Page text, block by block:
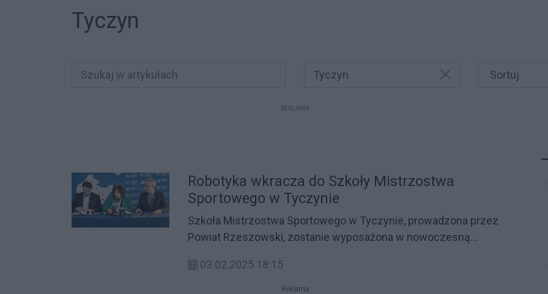
Tyczyn
Tyczyn
REKLAMA
Robotyka wkracza do Szkoły Mistrzostwa
Sportowego w Tyczynie
Szkoła Mistrzostwa Sportowego w Tyczynie, prowadzona przez
Powiat Rzeszowski, zostanie wyposażona w nowoczesną
– Robotyka i programowanie w szkołach podstawowych z terenu
województwa podkarpackiego".
03.02.2025 18:15
Reklama